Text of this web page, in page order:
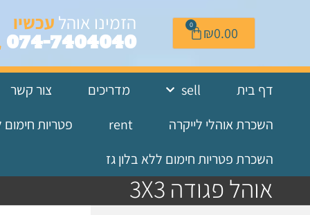
₪0.00
0 הזמינו אוהל עכשיו
074-7404040
דף בית sell מדריכים צור קשר
השכרת אוהלי לייקרה
rent פטריות
השכרת פטריות חימום ללא בלון גז
אוהל פגודה 3X3